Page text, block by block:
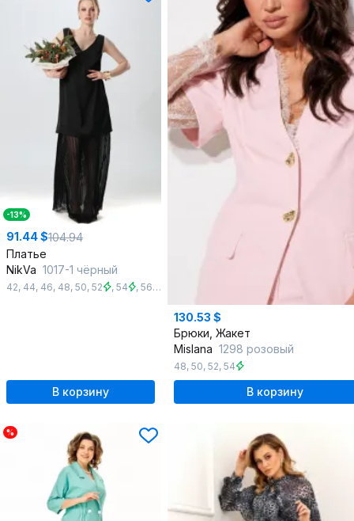
-13%
91.44 $104.94
Платье
NikVa 1017-1 чёрный
42, 44, 46, 48, 50, 52 , 54 , 56, 58
В корзину
130.53 $
Брюки, Жакет
Mislana 1298 розовый
48, 50, 52, 54
В корзину
%